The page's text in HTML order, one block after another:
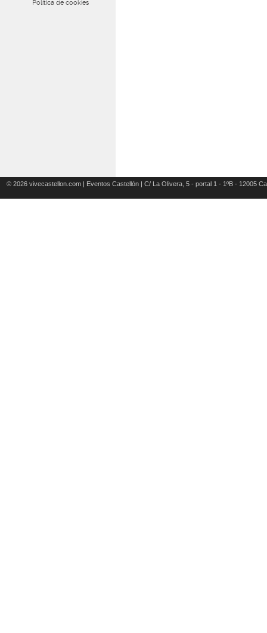
Política de cookies
© 2026 vivecastellon.com | Eventos Castellón | C/ La Olivera, 5 - portal 1 - 1ºB - 12005